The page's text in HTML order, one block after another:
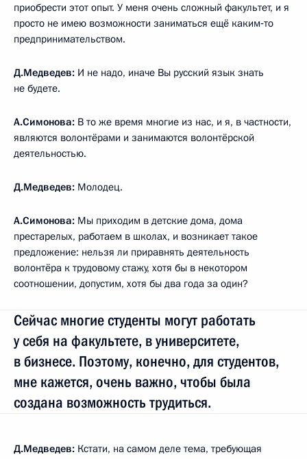
приобрести этот опыт. У меня очень сложный факультет, и я
просто не имею возможности заниматься ещё каким‑то
предпринимательством.
Д.Медведев: И не надо, иначе Вы русский язык знать
не будете.
А.Симонова: В то же время многие из нас, и я, в частности,
являются волонтёрами и занимаются волонтёрской
деятельностью.
Д.Медведев: Молодец.
А.Симонова: Мы приходим в детские дома, дома
престарелых, работаем в школах, и возникает такое
предложение: нельзя ли приравнять деятельность
волонтёра к трудовому стажу, хотя бы в некотором
соотношении, допустим, хотя бы два года за один?
Сейчас многие студенты могут работать
у себя на факультете, в университете,
в бизнесе. Поэтому, конечно, для студентов,
мне кажется, очень важно, чтобы была
создана возможность трудиться.
Д.Медведев: Кстати, на самом деле тема, требующая